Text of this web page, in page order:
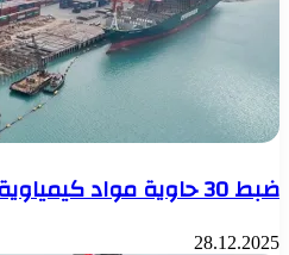
ضبط 30 حاوية مواد كيمياوية في هذه الدولة
28.12.2025